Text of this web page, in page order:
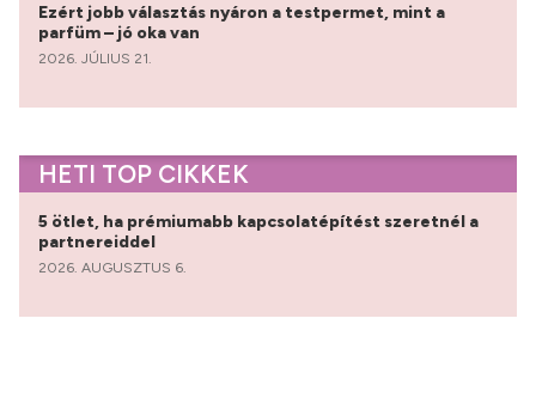
Ezért jobb választás nyáron a testpermet, mint a
parfüm – jó oka van
2026. JÚLIUS 21.
HETI TOP CIKKEK
5 ötlet, ha prémiumabb kapcsolatépítést szeretnél a
partnereiddel
2026. AUGUSZTUS 6.